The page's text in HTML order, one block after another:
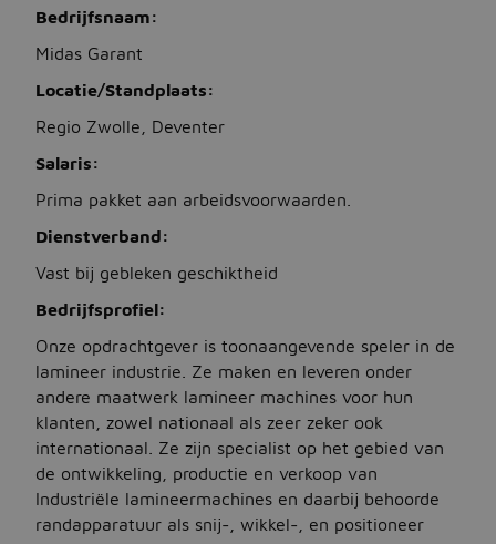
Bedrijfsnaam:
Midas Garant
Locatie/Standplaats:
Regio Zwolle, Deventer
Salaris:
Prima pakket aan arbeidsvoorwaarden.
Dienstverband:
Vast bij gebleken geschiktheid
Bedrijfsprofiel:
Onze opdrachtgever is toonaangevende speler in de
lamineer industrie. Ze maken en leveren onder
andere maatwerk lamineer machines voor hun
klanten, zowel nationaal als zeer zeker ook
internationaal. Ze zijn specialist op het gebied van
de ontwikkeling, productie en verkoop van
Industriële lamineermachines en daarbij behoorde
randapparatuur als snij-, wikkel-, en positioneer
Vacatures per opleidingsniveau
Jobbird
Kies een andere regio
Jobs Deutschland
Jobs United Kingdom
Algemene voorwaarden
Vacatures plaatsen